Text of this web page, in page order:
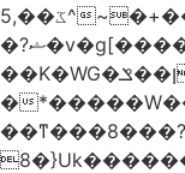
ػ��,5^~�+���߶���?.j�=���H��G�8j^�~��^�W����EWɗ�ǋ�_�_�T.G?
�?ޝ�v�g[������rO>n�|
��Κ�WG�ן��ݏiu����]x8:�ݻQ�����ks�E?
�